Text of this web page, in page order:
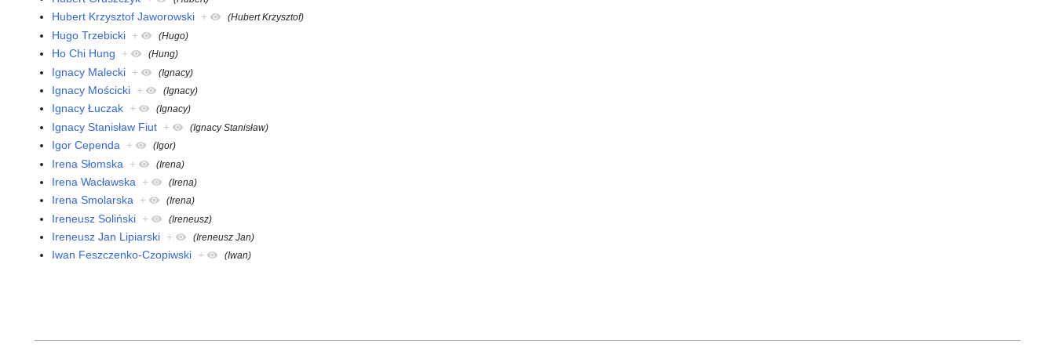
Hubert Krzysztof Jaworowski + (Hubert Krzysztof)
Hugo Trzebicki + (Hugo)
Ho Chi Hung + (Hung)
Ignacy Malecki + (Ignacy)
Ignacy Mościcki + (Ignacy)
Ignacy Łuczak + (Ignacy)
Ignacy Stanisław Fiut + (Ignacy Stanisław)
Igor Cependa + (Igor)
Irena Słomska + (Irena)
Irena Wacławska + (Irena)
Irena Smolarska + (Irena)
Ireneusz Soliński + (Ireneusz)
Ireneusz Jan Lipiarski + (Ireneusz Jan)
Iwan Feszczenko-Czopiwski + (Iwan)